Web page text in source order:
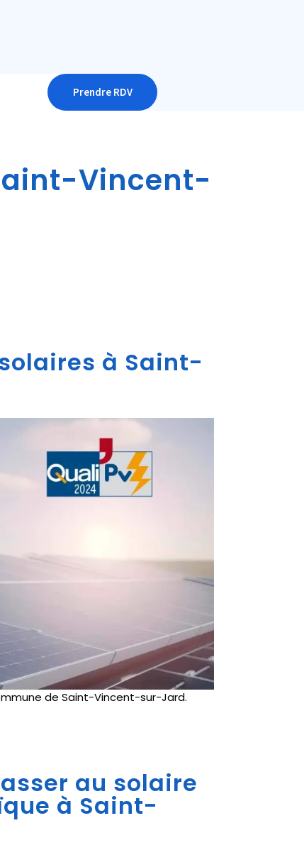
Prendre RDV
Vincent-
à Saint-
de Saint-Vincent-sur-Jard.
au solaire
à Saint-